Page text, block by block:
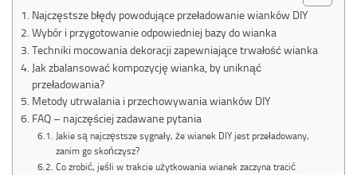
Najczęstsze błędy powodujące przeładowanie wianków DIY
Wybór i przygotowanie odpowiedniej bazy do wianka
Techniki mocowania dekoracji zapewniające trwałość wianka
Jak zbalansować kompozycję wianka, by uniknąć
przeładowania?
Metody utrwalania i przechowywania wianków DIY
FAQ – najczęściej zadawane pytania
Jakie są najczęstsze sygnały, że wianek DIY jest przeładowany,
zanim go skończysz?
Co zrobić, jeśli w trakcie użytkowania wianek zaczyna tracić